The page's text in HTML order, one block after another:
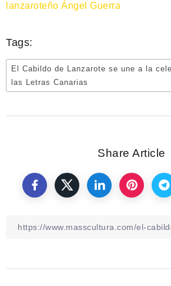
lanzaroteño Ángel Guerra
Tags:
El Cabildo de Lanzarote se une a la
las Letras Canarias
Share Article